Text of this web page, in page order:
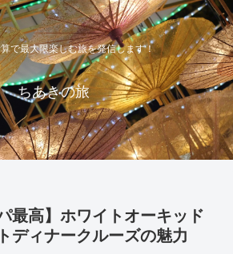
で最大限楽しむ旅を発信します！
ちあきの旅
最高】ホワイトオーキッド
ディナークルーズの魅力